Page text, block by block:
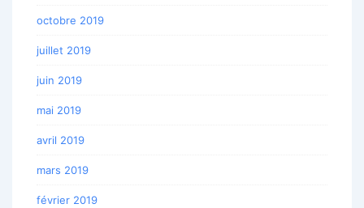
octobre 2019
juillet 2019
juin 2019
mai 2019
avril 2019
mars 2019
février 2019